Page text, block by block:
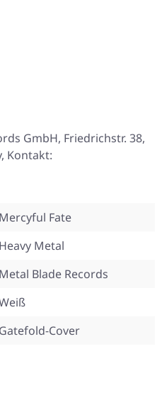
GmbH, Friedrichstr. 38,
Kontakt:
Mercyful Fate
Heavy Metal
Metal Blade Records
Gatefold-Cover